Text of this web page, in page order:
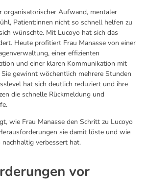
organisatorischer Aufwand, mentaler
Patient:innen nicht so schnell helfen zu
wünschte. Mit Lucoyo hat sich das
Heute profitiert Frau Manasse von einer
einer effizienten
und einer klaren Kommunikation mit
gewinnt wöchentlich mehrere Stunden
hat sich deutlich reduziert und ihre
die schnelle Rückmeldung und
wie Frau Manasse den Schritt zu Lucoyo
sie damit löste und wie
verbessert hat.
vor